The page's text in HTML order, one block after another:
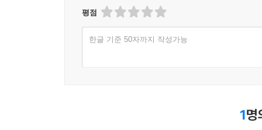
수가 있었다. 눈에 띄지 않으려고 택한 방법이 상
자유를 한 단계 더 넓힌다. 우리는 카메라 뒤에
카메라가 언제 어디를 향하고 무엇을 포착할지를
평점
한글 기준 50자까지 작성가능
1명